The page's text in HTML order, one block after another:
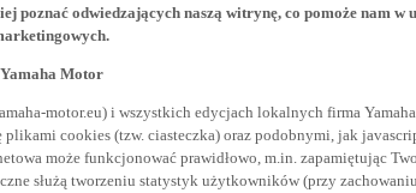
poznać odwiedzających naszą witrynę, co pomoże nam w
Motor
motor.eu) i wszystkich edycjach lokalnych firma
cookies (tzw. ciasteczka) oraz podobnymi, jak
może funkcjonować prawidłowo, m.in. zapamiętując
służą tworzeniu statystyk użytkowników (przy